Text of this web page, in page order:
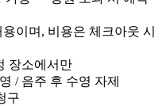
이며, 비용은 체크아웃 시
장소에서만
/ 음주 후 수영 자제
구